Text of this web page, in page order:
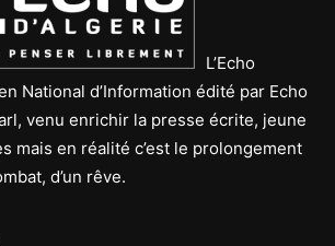
L’Echo
National d’Information édité par Echo
venu enrichir la presse écrite, jeune
mais en réalité c’est le prolongement
d’un rêve.